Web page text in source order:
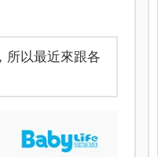
所以最近來跟各